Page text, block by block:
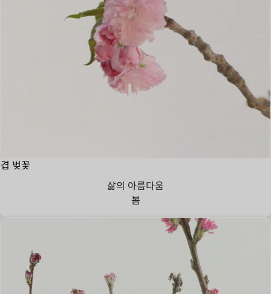
겹 벚꽃
삶의 아름다움
봄